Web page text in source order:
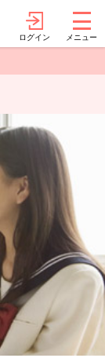
ログイン メニュー